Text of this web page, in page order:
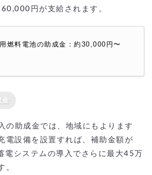
円が支給されます。
燃料電池の助成金：約30,000円〜
の助成金では、地域にもよります
電設備を設置すれば、補助金額が
電システムの導入でさらに最大45万
。